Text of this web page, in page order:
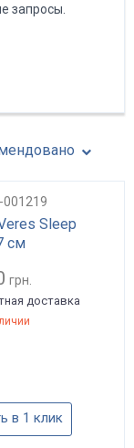
запросы.
001219
Sleep
см
грн.
доставка
в 1 клик